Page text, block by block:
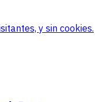
y sin cookies.